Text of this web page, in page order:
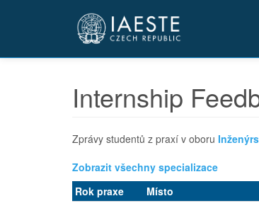
Internship
Zprávy studentů z praxí v oboru
Zobrazit všechny specializace
Rok praxe
Místo